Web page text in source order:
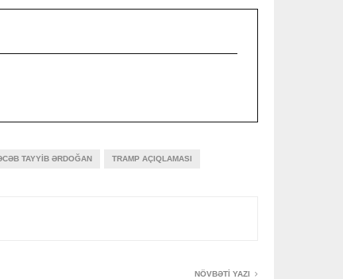
TAYYIB ƏRDOĞAN TRAMP AÇIQLAMASI
NÖVBƏTI YAZI